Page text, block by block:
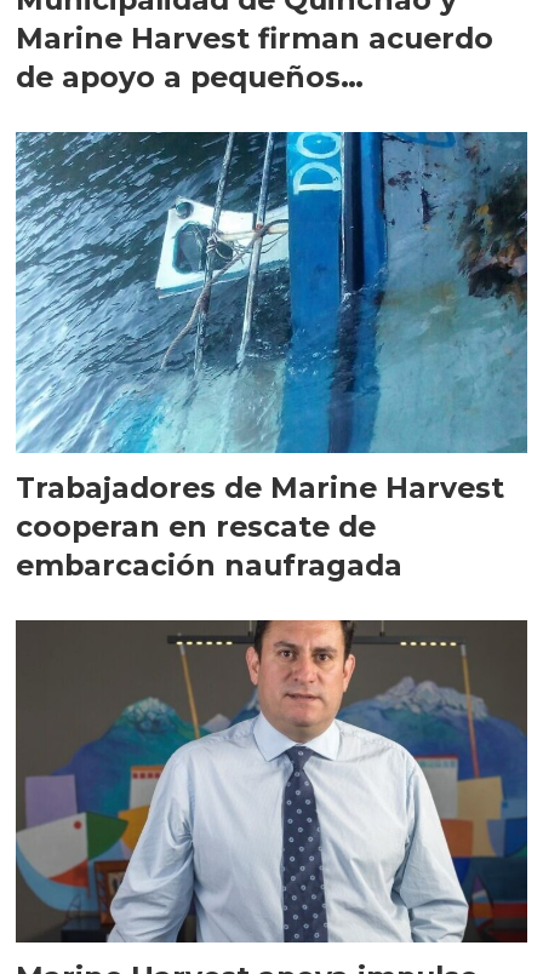
Marine Harvest firman acuerdo
de apoyo a pequeños
Trabajadores de Marine Harvest
cooperan en rescate de
embarcación naufragada